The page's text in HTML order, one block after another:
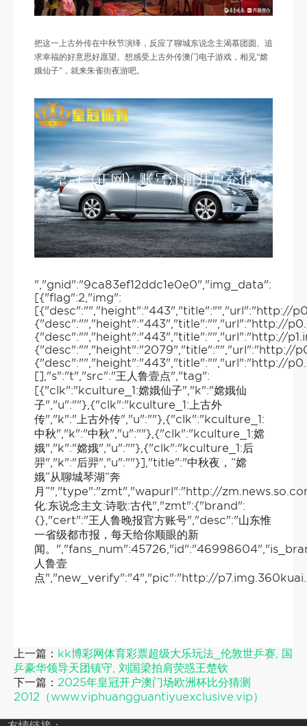
把这一上古外传在中秋节演绎，反应了聊城东说念主渴慕团圆、追
求幸福的好意思好愿望。想感受上古外传澳门电子游戏，相见“嫦
娥仙子”，就来朱雀街夜游吧。
","gnid":"9ca83ef12ddc1e0e0","img_data":
[{"flag":2,"img":
[{"desc":"","height":"443","title":"","url":"http://
{"desc":"","height":"443","title":"","url":"http://
{"desc":"","height":"443","title":"","url":"http://
{"desc":"","height":"2079","title":"","url":"http://
{"desc":"","height":"443","title":"","url":"http://
[],"s":"t","src":"王人鲁壹点","tag":
[{"clk":"kculture_1:嫦娥仙子","k":"嫦娥仙
子","u":""},{"clk":"kculture_1:上古外
传","k":"上古外传","u":""},{"clk":"kculture_1:
中秋","k":"中秋","u":""},{"clk":"kculture_1:嫦
娥","k":"嫦娥","u":""},{"clk":"kculture_1:后
羿","k":"后羿","u":""}],"title":"中秋夜，“嫦
娥”从聊城琴湖“奔
月”","type":"zmt","wapurl":"http://
化:东说念主文:诗歌:古代","zmt":{"brand":
{},"cert":"王人鲁晚报官方账号","desc":"山东惟
一省级都市报，每天给你顺眼的新
闻。
人鲁壹
点","new_verify":"4","pic":"http://
上一篇： kk博彩网体育彩票超级大乐玩法_伦敦世乒赛, 国
乒豪华领导天团镇守, 刘国梁拍肩荧惑王楚钦
下一篇： 2025年皇冠开户澳门场欧洲杯比分猜测
2012（www.viphuangguantiyuexclusive.vip）